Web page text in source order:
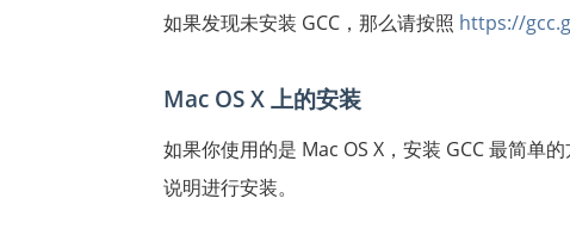
如果发现未安装 GCC，那么请按照 https://
Mac OS X 上的安装
如果你使用的是 Mac OS X，安装 GCC 最简单
说明进行安装。